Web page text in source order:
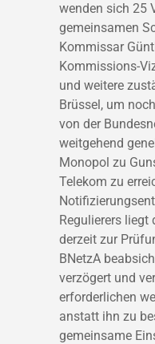
wenden sich 25
gemeinsamen
Kommissar
Kommissions-
und weitere
Brüssel, um
von der
weitgehend
Monopol zu
Telekom zu
Regulierers liegt
derzeit zur
BNetzA
verzögert und
erforderlichen
anstatt ihn zu
gemeinsame